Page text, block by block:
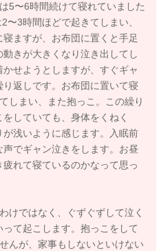
5〜6時間続けて寝れていました
3時間ほどで起きてしまい、
ますが、お布団に置くと手足
きが大きくなり泣き出してし
せようとしますが、すぐギャ
返しです。お布団に置いて寝
しまい、また抱っこ。この繰り
していても、身体をくねく
浅いように感じます。入眠前
でギャン泣きをします。お昼
れて寝ているのかなって思っ
けではなく、ぐずぐずして泣く
て起こします。抱っこをして
んが、家事もしないといけない